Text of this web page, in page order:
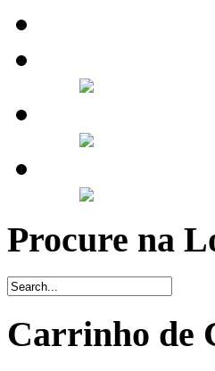
Procure na
Carrinho de